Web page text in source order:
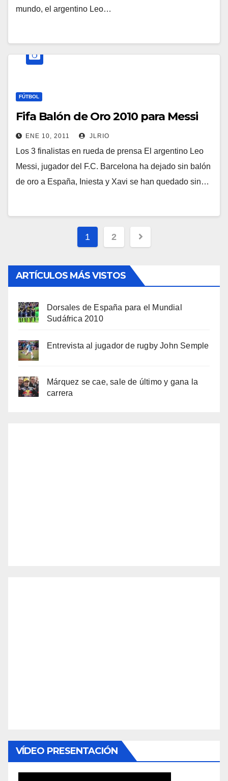
mundo, el argentino Leo…
FÚTBOL
Fifa Balón de Oro 2010 para Messi
ENE 10, 2011 JLRIO
Los 3 finalistas en rueda de prensa El argentino Leo
Messi, jugador del F.C. Barcelona ha dejado sin balón
de oro a España, Iniesta y Xavi se han quedado sin…
Navegación
entradas
1 2
ARTÍCULOS MÁS VISTOS
Dorsales de España para el Mundial
Sudáfrica 2010
Entrevista al jugador de rugby John Semple
Márquez se cae, sale de último y gana la
carrera
VÍDEO PRESENTACIÓN